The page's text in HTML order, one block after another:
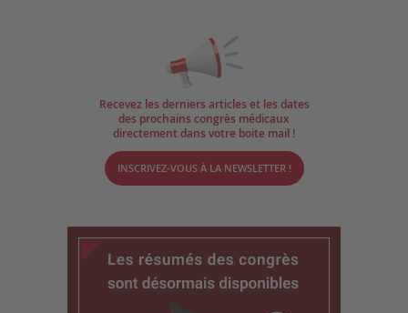
Recevez les derniers articles et les dates
des prochains congrès médicaux
directement dans votre boite mail !
INSCRIVEZ-VOUS À LA NEWSLETTER !